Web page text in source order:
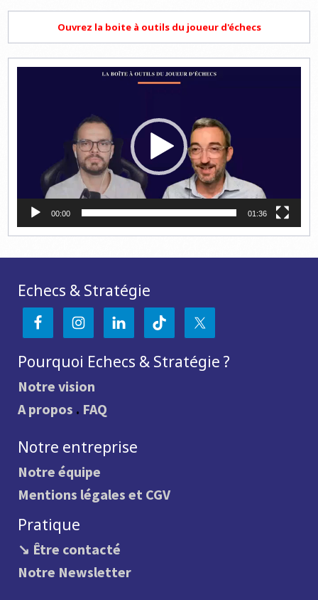
Ouvrez la boite à outils du joueur d'échecs
00:00 01:36
Echecs & Stratégie
Pourquoi Echecs & Stratégie ?
Notre vision
A propos . FAQ
Notre entreprise
Notre équipe
Mentions légales et CGV
Pratique
↘ Être contacté
Notre Newsletter